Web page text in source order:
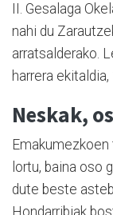
II. Gesalaga
nahi du
arratsalderako.
harrera
Neskak,
Emakumezkoen
lortu, baina oso
dute beste
Hondarribiak